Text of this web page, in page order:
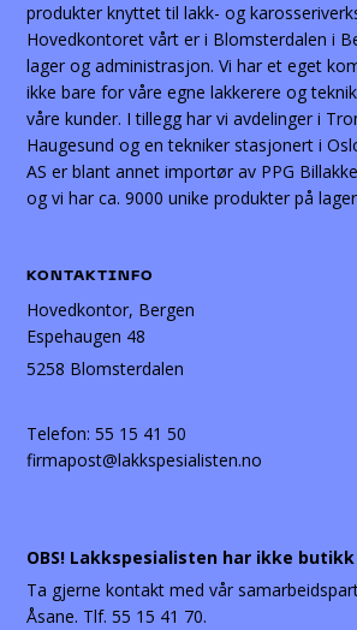
produkter knyttet til lakk- og
Hovedkontoret vårt er i Blomsterdalen i
lager og administrasjon. Vi har et eget
ikke bare for våre egne lakkerere og
våre kunder. I tillegg har vi avdelinger i
Haugesund og en tekniker stasjonert i
AS er blant annet importør av PPG
og vi har ca. 9000 unike produkter på
KONTAKTINFO
Hovedkontor, Bergen
Espehaugen 48
5258 Blomsterdalen
Telefon:55 15 41 50
firmapost@lakkspesialisten.no
OBS! Lakkspesialisten har ikke
Ta gjerne kontakt med vår
Åsane. Tlf. 55 15 41 70.